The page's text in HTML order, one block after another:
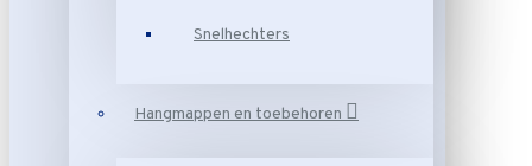
Snelhechters
Hangmappen en toebehoren